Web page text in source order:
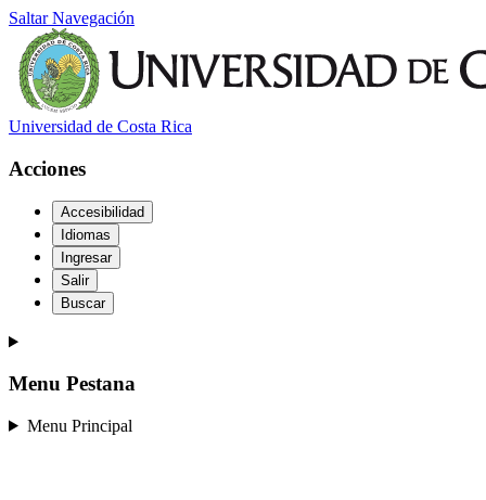
Saltar Navegación
Universidad de Costa Rica
Acciones
Accesibilidad
Idiomas
Ingresar
Salir
Buscar
Menu Pestana
Menu Principal